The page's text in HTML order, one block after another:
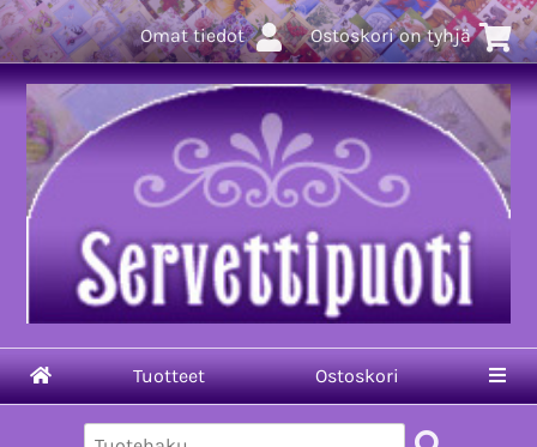
Omat tiedot Ostoskori on tyhjä
Tuotteet Ostoskori